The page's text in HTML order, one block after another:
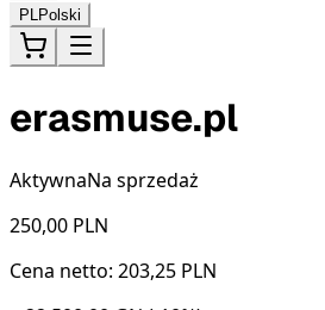
PLPolski
erasmuse.pl
AktywnaNa sprzedaż
250,00 PLN
Cena netto: 203,25 PLN